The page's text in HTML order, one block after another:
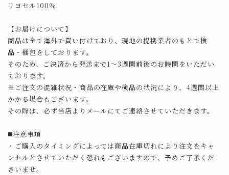
リヨセル100％
【お届けについて】
商品は全て海外で買い付けており、現地の提携業者のもとで検
品・梱包をしております。
そのため、ご決済から発送まで1～3週間前後のお時間をいただい
ております。
※ご注文の混雑状況・商品の在庫や検品の状況により、4週間以上
かかる場合もございます。
その際は、必ず当店よりメールにてご連絡させていただきます。
◼️注意事項
・ご購入のタイミングによっては商品在庫切れにより注文をキャ
ンセルとさせていただく恐れもございますので、予めご了承くだ
さいませ。